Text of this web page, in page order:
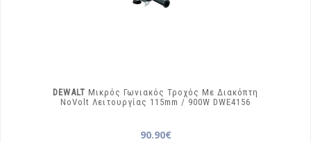
DEWALT Μικρός Γωνιακός Τροχός Με Διακόπτη
NoVolt Λειτουργίας 115mm / 900W DWE4156
90.90€